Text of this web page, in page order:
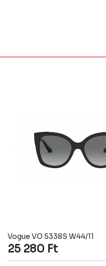
Vogue VO 5338S W44/11
25 280 Ft